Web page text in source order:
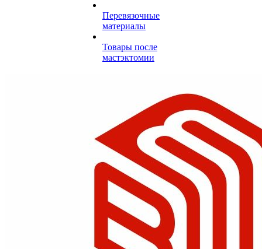
Перевязочные
материалы
Товары после
мастэктомии